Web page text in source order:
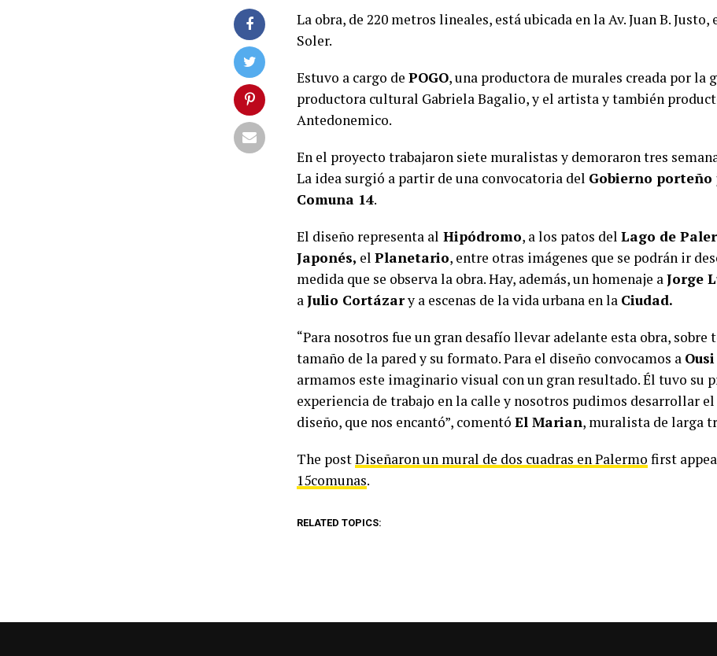
La obra, de 220 metros lineales, está ubicada en la Av. Juan B. Justo,
Soler.
Estuvo a cargo de POGO, una productora de murales creada por la
productora cultural Gabriela Bagalio, y el artista y también
Antedonemico.
En el proyecto trabajaron siete muralistas y demoraron tres
La idea surgió a partir de una convocatoria del Gobierno porteño
Comuna 14.
El diseño representa al Hipódromo, a los patos del Lago de
Japonés, el Planetario, entre otras imágenes que se podrán ir
medida que se observa la obra. Hay, además, un homenaje aJorge
aJulio Cortázary a escenas de la vida urbana en la Ciudad.
“Para nosotros fue un gran desafío llevar adelante esta obra, sobre
tamaño de la pared y su formato. Para el diseño convocamos a Ousi
armamos este imaginario visual con un gran resultado. Él tuvo su
experiencia de trabajo en la calle y nosotros pudimos desarrollar
diseño, que nos encantó”, comentó El Marian, muralista de larga
The postDiseñaron un mural de dos cuadras en Palermo first
15comunas.
RELATED TOPICS: